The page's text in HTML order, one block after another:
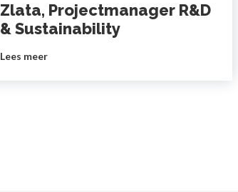
Zlata, Projectmanager R&D
& Sustainability
Lees meer